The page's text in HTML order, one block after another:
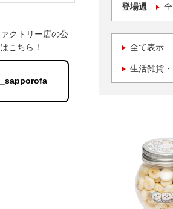
登場週
全て表示
生活雑貨
クトリー店の公
こちら！